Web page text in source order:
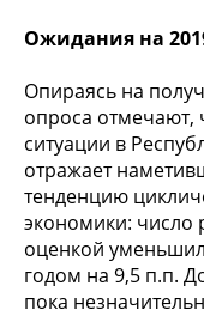
Ожидания на
Опираясь на
опроса отмечают,
ситуации в
отражает
тенденцию
экономики: число
оценкой
годом на 9,5 п.п.
пока